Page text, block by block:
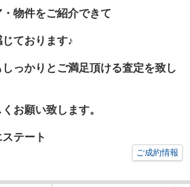
物件をご紹介できて
ております♪
っかりとご満足頂ける査定を致し
お願い致します。
テート
ご成約情報